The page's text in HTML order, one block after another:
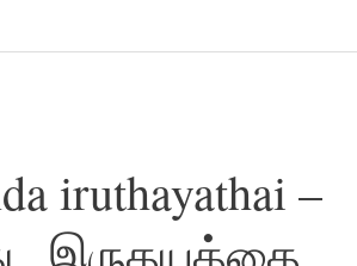
iruthayathai –
இருதயத்தை